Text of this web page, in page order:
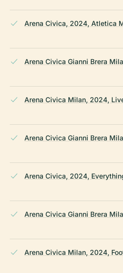
Arena Civica, 2024, Atletica
Arena Civica Gianni Brera
Arena Civica Milan, 2024,
Arena Civica Gianni Brera
Arena Civica, 2024,
Arena Civica Gianni Brera
Arena Civica Milan, 2024,